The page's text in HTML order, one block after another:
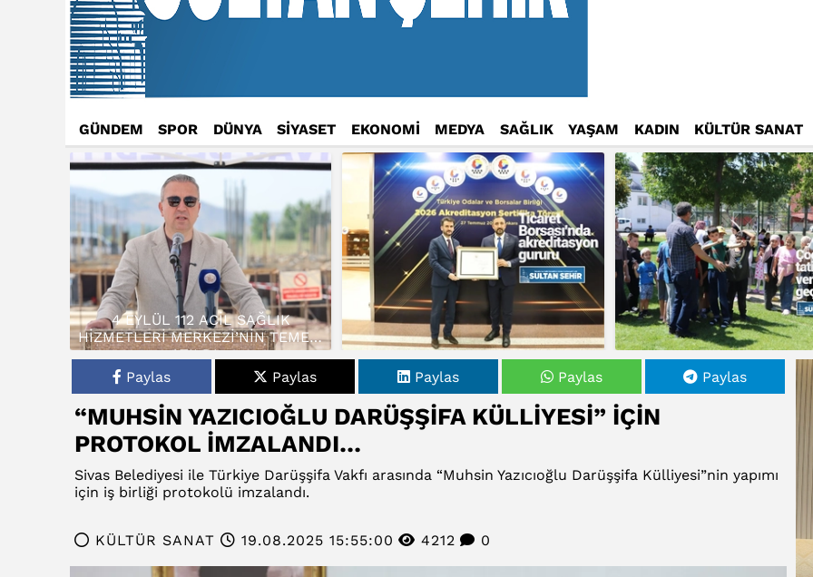
GÜNDEM SPOR DÜNYA SİYASET EKONOMİ MEDYA SAĞLIK YAŞAM KADIN KÜLTÜR SANAT
4 EYLÜL 112 ACİL SAĞLIK
HİZMETLERİ MERKEZİ’NİN TEMELİ
ATILDI…
Paylas
Paylas Paylas Paylas Paylas
“MUHSİN YAZICIOĞLU DARÜŞŞİFA KÜLLİYESİ” İÇİN
PROTOKOL İMZALANDI…
Sivas Belediyesi ile Türkiye Darüşşifa Vakfı arasında “Muhsin Yazıcıoğlu Darüşşifa Külliyesi”nin yapımı
için iş birliği protokolü imzalandı.
KÜLTÜR SANAT 19.08.2025 15:55:00 4212 0